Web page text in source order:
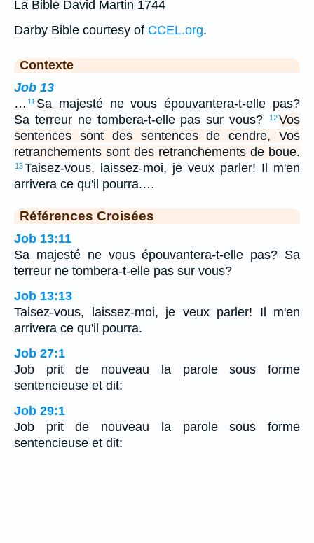
La Bible David Martin 1744
Darby Bible courtesy of CCEL.org.
Contexte
Job 13
… 11 Sa majesté ne vous épouvantera-t-elle pas?
Sa terreur ne tombera-t-elle pas sur vous?
12Vos
sentences sont des sentences de cendre, Vos
retranchements sont des retranchements de boue.
13Taisez-vous, laissez-moi, je veux parler! Il m'en
arrivera ce qu'il pourra.…
Références Croisées
Job 13:11
Sa majesté ne vous épouvantera-t-elle pas? Sa
terreur ne tombera-t-elle pas sur vous?
Job 13:13
Taisez-vous, laissez-moi, je veux parler! Il m'en
arrivera ce qu'il pourra.
Job 27:1
Job prit de nouveau la parole sous forme
sentencieuse et dit:
Job 29:1
Job prit de nouveau la parole sous forme
sentencieuse et dit: